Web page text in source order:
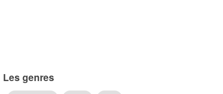
Les genres